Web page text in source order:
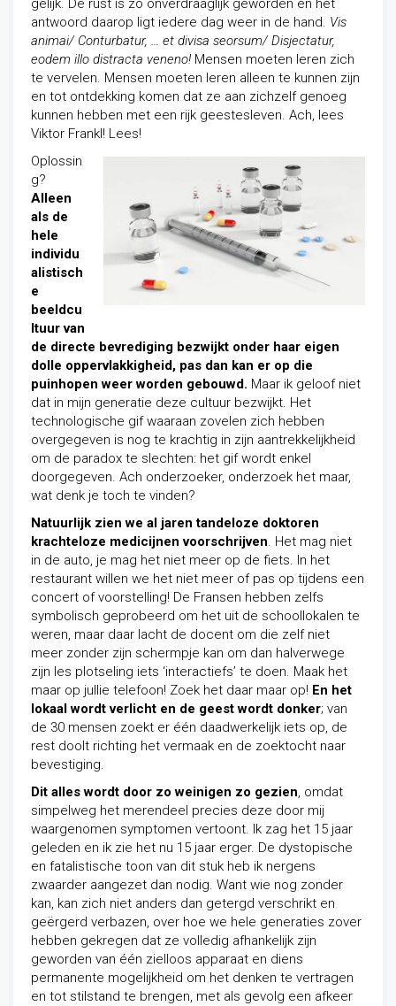
gelijk. De rust is zo onverdraaglijk geworden en het
antwoord daarop ligt iedere dag weer in de hand. Vis
animai/ Conturbatur, … et divisa seorsum/ Disjectatur,
eodem illo distracta veneno! Mensen moeten leren zich
te vervelen. Mensen moeten leren alleen te kunnen zijn
en tot ontdekking komen dat ze aan zichzelf genoeg
kunnen hebben met een rijk geestesleven. Ach, lees
Viktor Frankl! Lees!
Oplossin
g?
Alleen
als de
hele
individu
alistisch
e
beeldcu
ltuur van
de directe bevrediging bezwijkt onder haar eigen
dolle oppervlakkigheid, pas dan kan er op die
puinhopen weer worden gebouwd. Maar ik geloof niet
dat in mijn generatie deze cultuur bezwijkt. Het
technologische gif waaraan zovelen zich hebben
overgegeven is nog te krachtig in zijn aantrekkelijkheid
om de paradox te slechten: het gif wordt enkel
doorgegeven. Ach onderzoeker, onderzoek het maar,
wat denk je toch te vinden?
Natuurlijk zien we al jaren tandeloze doktoren
krachteloze medicijnen voorschrijven. Het mag niet
in de auto, je mag het niet meer op de fiets. In het
restaurant willen we het niet meer of pas op tijdens een
concert of voorstelling! De Fransen hebben zelfs
symbolisch geprobeerd om het uit de schoollokalen te
weren, maar daar lacht de docent om die zelf niet
meer zonder zijn schermpje kan om dan halverwege
zijn les plotseling iets ‘interactiefs’ te doen. Maak het
maar op jullie telefoon! Zoek het daar maar op! En het
lokaal wordt verlicht en de geest wordt donker; van
de 30 mensen zoekt er één daadwerkelijk iets op, de
rest doolt richting het vermaak en de zoektocht naar
bevestiging.
Dit alles wordt door zo weinigen zo gezien, omdat
simpelweg het merendeel precies deze door mij
waargenomen symptomen vertoont. Ik zag het 15 jaar
geleden en ik zie het nu 15 jaar erger. De dystopische
en fatalistische toon van dit stuk heb ik nergens
zwaarder aangezet dan nodig. Want wie nog zonder
kan, kan zich niet anders dan getergd verschrikt en
geërgerd verbazen, over hoe we hele generaties zover
hebben gekregen dat ze volledig afhankelijk zijn
geworden van één zielloos apparaat en diens
permanente mogelijkheid om het denken te vertragen
en tot stilstand te brengen, met als gevolg een afkeer